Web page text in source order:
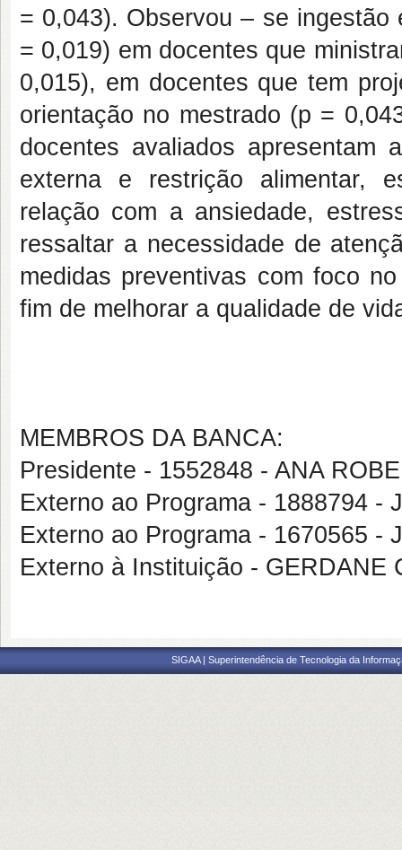
= 0,043). Observou – se
= 0,019) em docentes que
0,015), em docentes que tem
orientação no mestrado (p =
docentes avaliados apresentam
externa e restrição alimentar,
relação com a ansiedade,
ressaltar a necessidade de
medidas preventivas com foco
fim de melhorar a qualidade de
MEMBROS DA BANCA:
Presidente - 1552848 - ANA
Externo ao Programa - 1888794 -
Externo ao Programa - 1670565 -
Externo à Instituição - GERDANE
SIGAA | Superintendência de Tecnologia da